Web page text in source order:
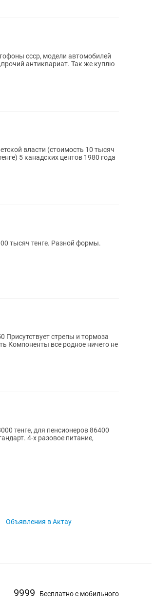
ссср, модели автомобилей
антиквариат. Так же куплю
тысяч тенге. Разной формы.
Компоненты все родное ничего не
тенге, для пенсионеров 86400
4-х разовое питание,
Объявления в Актау
9999 Бесплатно с мобильного